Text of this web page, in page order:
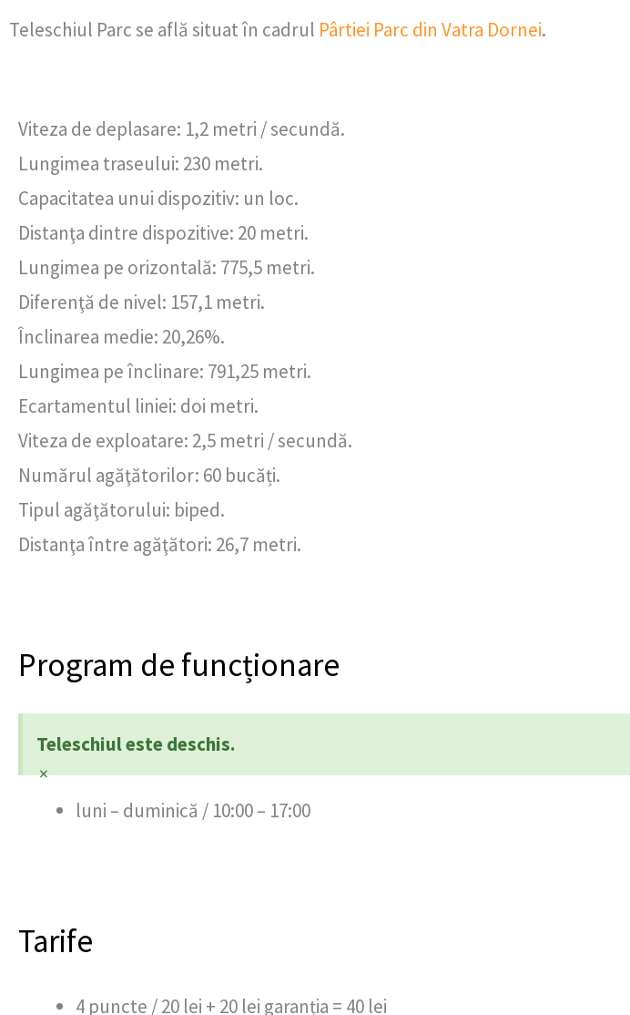
Teleschiul Parc se află situat în cadrul Pârtiei Parc din Vatra Dornei.
Viteza de deplasare: 1,2 metri / secundă.
Lungimea traseului: 230 metri.
Capacitatea unui dispozitiv: un loc.
Distanţa dintre dispozitive: 20 metri.
Lungimea pe orizontală: 775,5 metri.
Diferenţă de nivel: 157,1 metri.
Înclinarea medie: 20,26%.
Lungimea pe înclinare: 791,25 metri.
Ecartamentul liniei: doi metri.
Viteza de exploatare: 2,5 metri / secundă.
Numărul agăţătorilor: 60 bucăți.
Tipul agăţătorului: biped.
Distanţa între agăţători: 26,7 metri.
Program de funcționare
Teleschiul este deschis.
×
luni – duminică / 10:00 – 17:00
Tarife
4 puncte / 20 lei + 20 lei garanția = 40 lei